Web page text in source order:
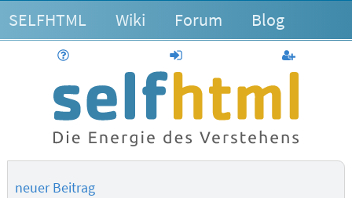
SELFHTML Wiki Forum Blog
anmelden
neuer Beitrag